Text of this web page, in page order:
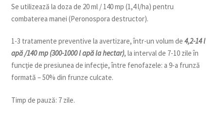
Se utilizează la doza de 20 ml / 140 mp (1,4 l/ha) pentru
combaterea manei (Peronospora destructor).
1-3 tratamente preventive la avertizare, într-un volum de 4,2-14 l
apă /140 mp (300-1000 l apă la hectar), la interval de 7-10 zile în
funcţie de presiunea de infecţie, între fenofazele: a 9-a frunză
formată – 50% din frunze culcate.
Timp de pauză: 7 zile.